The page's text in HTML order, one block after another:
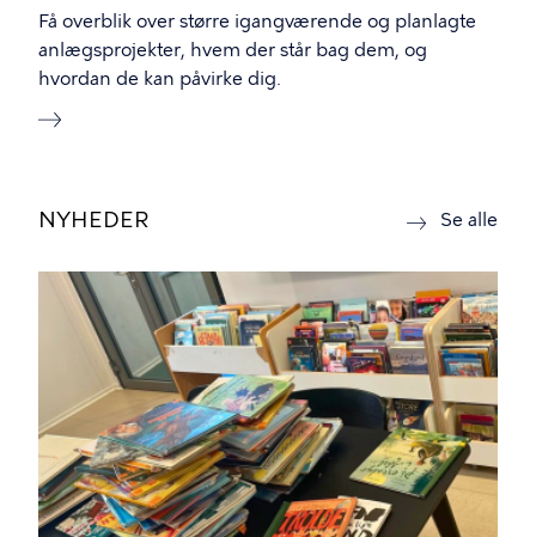
Få overblik over større igangværende og planlagte
anlægsprojekter, hvem der står bag dem, og
hvordan de kan påvirke dig.
NYHEDER Se alle